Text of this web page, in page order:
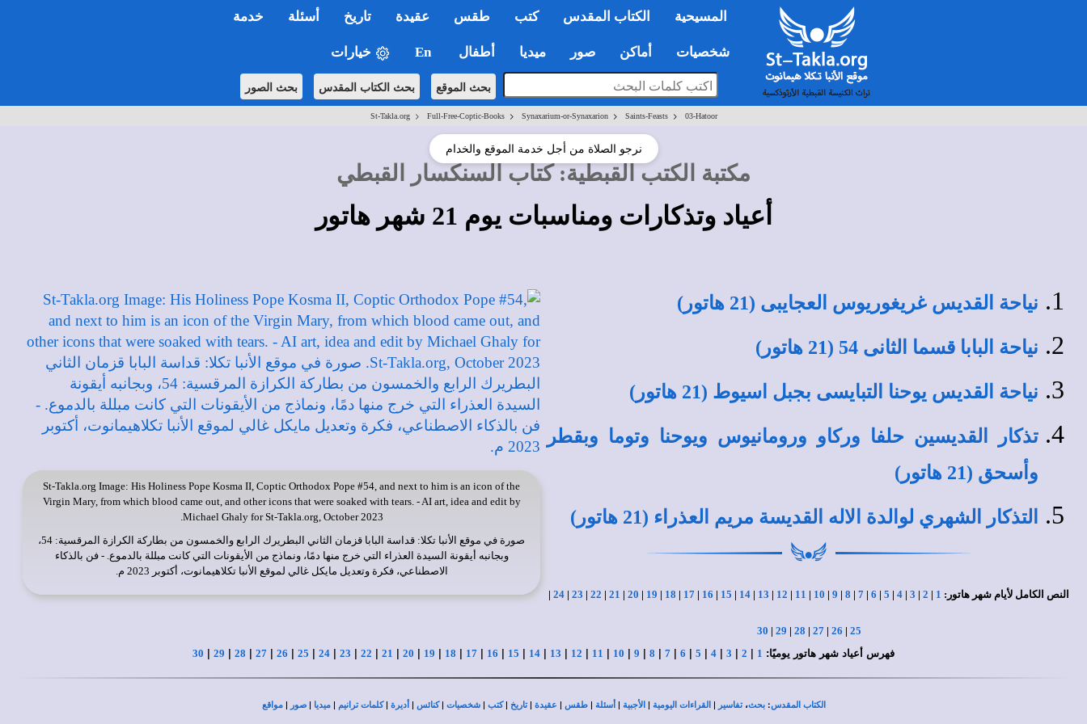
المسيحية الكتاب المقدس كتب طقس عقيدة تاريخ أسئلة خدمة
شخصيات أماكن صور ميديا أطفال En خيارات
بحث الموقع بحث الكتاب المقدس بحث الصور
St-Takla.org> Full-Free-Coptic-Books> Synaxarium-or-Synaxarion> Saints-Feasts> 03-Hatoor
نرجو الصلاة من أجل خدمة الموقع والخدام
مكتبة الكتب القبطية:كتاب السنكسار القبطي
أعياد وتذكارات ومناسبات يوم 21 شهر هاتور
St-Takla.org Image: His Holiness Pope Kosma II, Coptic Orthodox Pope #54, and next to him is an icon of the
Virgin Mary, from which blood came out, and other icons that were soaked with tears. - AI art, idea and edit by
Michael Ghaly for St-Takla.org, October 2023.
صورة في موقع الأنبا تكلا
: قداسة البابا قزمان الثاني البطريرك الرابع والخمسون من بطاركة الكرازة المرقسية: 54،
وبجانبه أيقونة السيدة العذراء التي خرج منها دمًا، ونماذج من الأيقونات التي كانت مبللة بالدموع. - فن بالذكاء
الاصطناعي، فكرة وتعديل مايكل غالي لموقع الأنبا تكلاهيمانوت، أكتوبر 2023 م.
نياحة القديس غريغوريوس العجايبى (21 هاتور)
نياحة البابا قسما الثانى 54 (21 هاتور)
نياحة القديس يوحنا التبايسى بجبل اسيوط (21 هاتور)
تذكار القديسين حلفا وركاو ورومانيوس ويوحنا وتوما وبقطر
وأسحق (21 هاتور)
التذكار الشهري لوالدة الاله القديسة مريم العذراء (21 هاتور)
النص الكامل لأيام شهر هاتور: 1
|
2
|
3
|
4
|
5
|
6
|
7
|
8
|
9
|
10
|
11
|
12
|
13
|
14
|
15
|
16
|
17
|
18
|
19
|
20
|
21
|
22
|
23
|
24
|
25
|
26
|
27
|
28
|
29
|
30
فهرس أعياد شهر هاتور يوميًا: 1
|
2
|
3
|
4
|
5
|
6
|
7
|
8
|
9
|
10
|
11
|
12
|
13
|
14
|
15
|
16
|
17
|
18
|
19
|
20
|
21
|
22
|
23
|
24
|
25
|
26
|
27
|
28
|
29
|
30
الكتاب المقدس:بحث،تفاسير | القراءات اليومية | الأجبية | أسئلة |طقس | عقيدة |تاريخ |كتب |شخصيات |كنائس | أديرة |كلمات ترانيم |ميديا |صور |مواقع